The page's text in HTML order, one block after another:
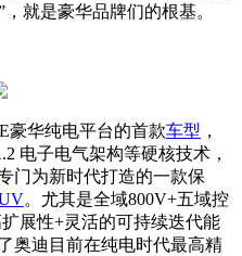
就是豪华品牌们的根基。
豪华纯电平台的首款车型 ，
电子电气架构等硬核技术，
门为新时代打造的一款保
。尤其是全域800V+五域控
展性+灵活的可持续迭代能
奥迪目前在纯电时代最高精